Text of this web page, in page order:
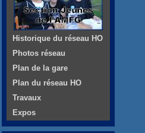
Historique du réseau HO
Photos réseau
Plan de la gare
Plan du réseau HO
Travaux
Expos